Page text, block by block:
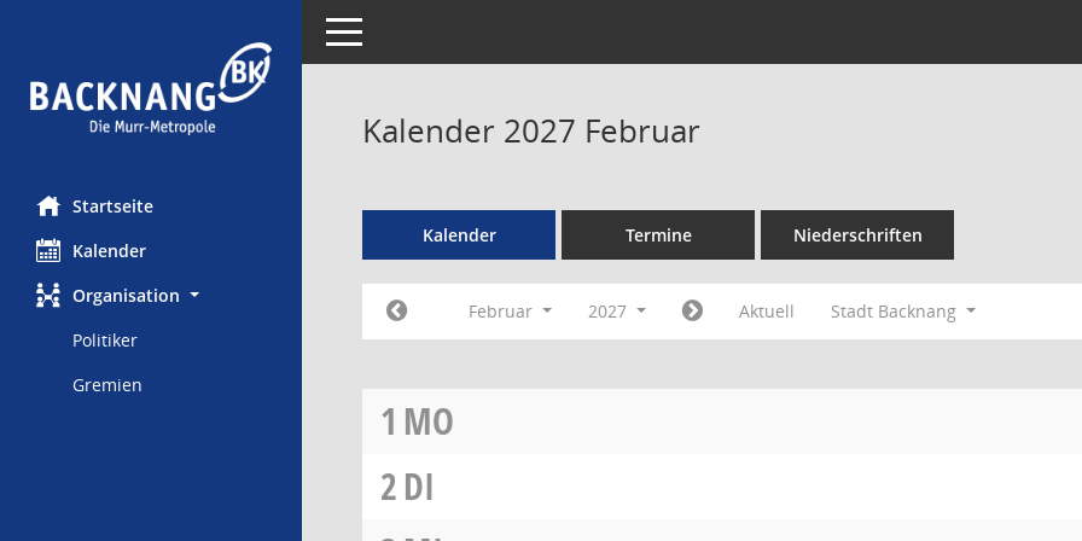
Startseite
Kalender
Organisation
Politiker
Gremien
Toggle navigation
Kalender 2027 Februar
Kalender Termine Niederschriften
Februar 2027 Aktuell Stadt Backnang
1 MO
2DI